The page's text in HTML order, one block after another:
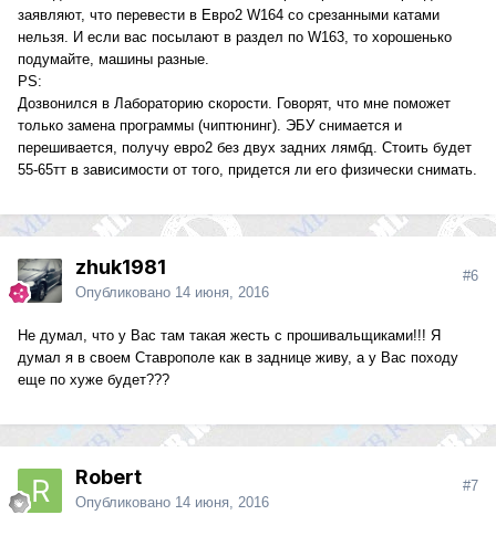
заявляют, что перевести в Евро2 W164 со срезанными катами
нельзя. И если вас посылают в раздел по W163, то хорошенько
подумайте, машины разные.
PS:
Дозвонился в Лабораторию скорости. Говорят, что мне поможет
только замена программы (чиптюнинг). ЭБУ снимается и
перешивается, получу евро2 без двух задних лямбд. Стоить будет
55-65тт в зависимости от того, придется ли его физически снимать.
zhuk1981
Опубликовано 14 июня, 2016
#6
Не думал, что у Вас там такая жесть с прошивальщиками!!! Я
думал я в своем Ставрополе как в заднице живу, а у Вас походу
еще по хуже будет???
Robert
Опубликовано 14 июня, 2016
#7